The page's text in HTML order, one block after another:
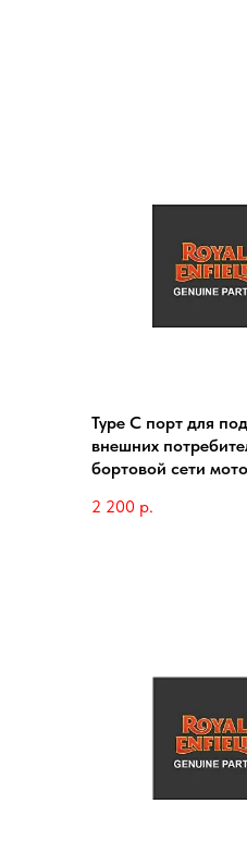
Type C порт для
внешних
бортовой сети
2 200 р.